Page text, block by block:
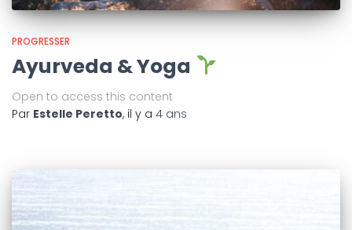
PROGRESSER
Ayurveda & Yoga
Open to access this content
Par Estelle Peretto, il y a 4 ans